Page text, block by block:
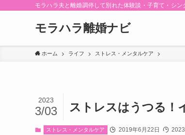
モラハラ夫と離婚調停して別れた体験談・子育て・シ
モラハラ離婚ナビ
ホーム ライフ ストレス・メンタルケア
ストレスはうつる！
2023
3/03
ストレス・メンタルケア 2019年6月22日